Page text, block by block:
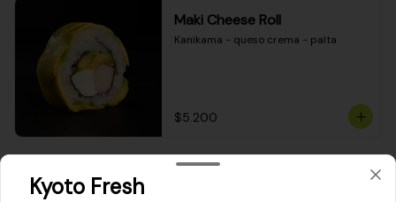
Maki Cheese Roll
Kanikama - queso crema - palta
$5.200
Kyoto Fresh